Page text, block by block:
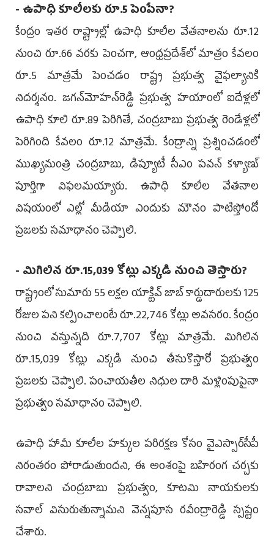
- ఉపాధి కూలీలకు రూ.5 పెంపేనా?
కేంద్రం ఇతర రాష్ట్రాల్లో ఉపాధి కూలీల వేతనాలను రూ.12
నుంచి రూ.66 వరకు పెంచగా, ఆంధ్రప్రదేశ్‌లో మాత్రం కేవలం
రూ.5 మాత్రమే పెంచడం రాష్ట్ర ప్రభుత్వ వైఫల్యానికి
నిదర్శనం. జగన్‌మోహన్‌రెడ్డి ప్రభుత్వ హయాంలో ఐదేళ్లలో
ఉపాధి కూలి రూ.89 పెరిగితే, చంద్రబాబు ప్రభుత్వ రెండేళ్లలో
పెరిగింది కేవలం రూ.12 మాత్రమే. కేంద్రాన్ని ప్రశ్నించడంలో
ముఖ్యమంత్రి చంద్రబాబు, డిప్యూటీ సీఎం పవన్ కళ్యాణ్
పూర్తిగా విఫలమయ్యారు. ఉపాధి కూలీల వేతనాల
విషయంలో ఎల్లో మీడియా ఎందుకు మౌనం పాటిస్తోందో
ప్రజలకు సమాధానం చెప్పాలి.
- మిగిలిన రూ.15,039 కోట్లు ఎక్కడి నుంచి తెస్తారు?
రాష్ట్రంలో సుమారు 55 లక్షల యాక్టివ్ జాబ్ కార్డుదారులకు 125
రోజుల పని కల్పించాలంటే రూ.22,746 కోట్లు అవసరం. కేంద్రం
నుంచి వస్తున్నది రూ.7,707 కోట్లు మాత్రమే. మిగిలిన
రూ.15,039 కోట్లు ఎక్కడి నుంచి తీసుకొస్తారో ప్రభుత్వం
ప్రజలకు చెప్పాలి. పంచాయతీల నిధుల దారి మళ్లింపుపైనా
ప్రభుత్వం సమాధానం చెప్పాలి.
ఉపాధి హామీ కూలీల హక్కుల పరిరక్షణ కోసం వైఎస్సార్‌సీపీ
నిరంతరం పోరాడుతుందని, ఈ అంశంపై బహిరంగ చర్చకు
రావాలని చంద్రబాబు ప్రభుత్వం, కూటమి నాయకులకు
సవాల్ విసురుతున్నామని వెన్నపూస రవీంద్రారెడ్డి స్పష్టం
చేశారు.